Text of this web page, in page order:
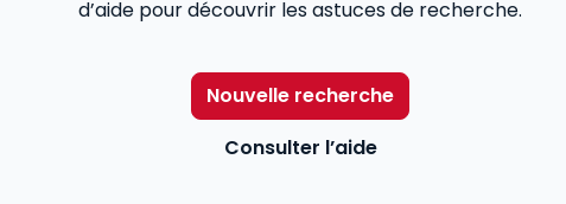
d’aide pour découvrir les astuces de recherche.
Nouvelle recherche
Consulter l’aide